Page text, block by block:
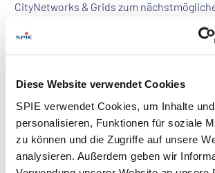
Diese Website verwendet Cookies
SPIE verwendet Cookies, um Inhalte
personalisieren, Funktionen für soziale
zu können und die Zugriffe auf unsere
analysieren. Außerdem geben wir
CityNetworks & Grids zum
Einsatzort: Köln
Kennziffer: 2025-1714
Arbeitszeit: Vollzeit (unbefristet)